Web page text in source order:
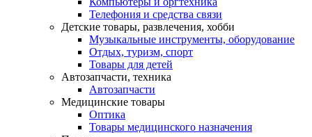
Телефония и средства связи
Детские товары, развлечения, хобби
Музыкальные инструменты, оборудование
Отдых, туризм, спорт
Товары для детей
Автозапчасти, техника
Автозапчасти
Медицинские товары
Оптика
Товары медицинского назначения